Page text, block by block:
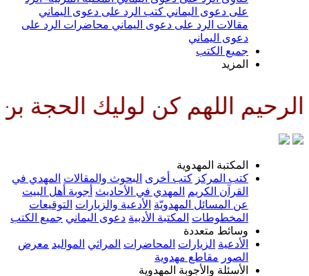
دعوى اليماني كتب الرد على دعوى اليماني
الرد على دعوى اليماني محاضرات الرد على
كن لوليك الحجة بن الحسن
المهدوية
كتب أخرى البحوث والمقالات المهدي في
المهدي في الأحاديث أجوبة أهل البيت
المسائل المهدويّة الأدعية والزيارات التوقيعات
المكتبة الأدبية دعوى اليماني جميع الكتب
متعددة
الزيارات المحاضرات المراثي المواليد معرض
مقاطع مهدوية
والأجوبة المهدوية